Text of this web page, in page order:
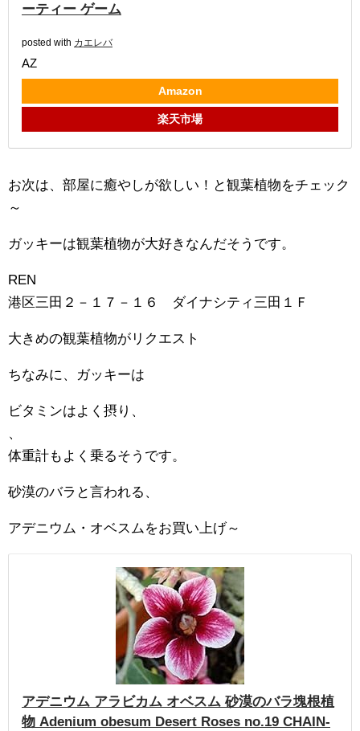
ーティー ゲーム
posted with カエレバ
AZ
Amazon
楽天市場
お次は、部屋に癒やしが欲しい！と観葉植物をチェック
～
ガッキーは観葉植物が大好きなんだそうです。
REN
港区三田２－１７－１６ ダイナシティ三田１Ｆ
大きめの観葉植物がリクエスト
ちなみに、ガッキーは
ビタミンはよく摂り、
、
体重計もよく乗るそうです。
砂漠のバラと言われる、
アデニウム・オベスムをお買い上げ～
アデニウム アラビカム オベスム 砂漠のバラ塊根植
物 Adenium obesum Desert Roses no.19 CHAIN-